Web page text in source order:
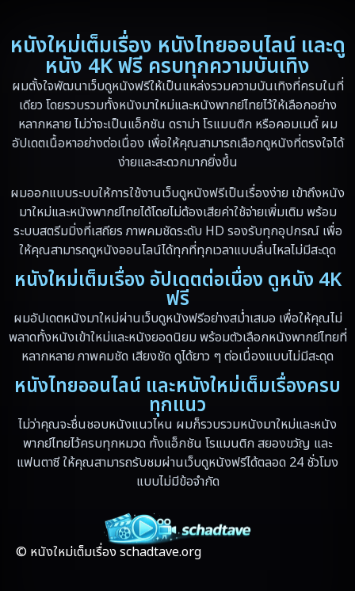
Disaster (13)
Disney+ (5)
Documentary สารคดี (19)
Drama ดราม่า (10)
Dystopian (13)
Emotional (59)
Family ครอบครัว
Fantasy จินตนาการ (89)
Fantasy แฟนตาซี (4)
Gothic
หนังใหม่เต็มเรื่อง หนังไทยออนไลน์ และดู
หนัง 4K ฟรี ครบทุกความบันเทิง
ผมตั้งใจพัฒนาเว็บดูหนังฟรีให้เป็นแหล่งรวมความบันเทิงที่ครบในที่
เดียว โดยรวบรวมทั้งหนังมาใหม่และหนังพากย์ไทยไว้ให้เลือกอย่าง
หลากหลาย ไม่ว่าจะเป็นแอ็กชัน ดราม่า โรแมนติก หรือคอมเมดี้ ผม
อัปเดตเนื้อหาอย่างต่อเนื่อง เพื่อให้คุณสามารถเลือกดูหนังที่ตรงใจได้
ง่ายและสะดวกมากยิ่งขึ้น
ผมออกแบบระบบให้การใช้งานเว็บดูหนังฟรีเป็นเรื่องง่าย เข้าถึงหนัง
มาใหม่และหนังพากย์ไทยได้โดยไม่ต้องเสียค่าใช้จ่ายเพิ่มเติม พร้อม
ระบบสตรีมมิ่งที่เสถียร ภาพคมชัดระดับ HD รองรับทุกอุปกรณ์ เพื่อ
ให้คุณสามารถดูหนังออนไลน์ได้ทุกที่ทุกเวลาแบบลื่นไหลไม่มีสะดุด
หนังใหม่เต็มเรื่อง อัปเดตต่อเนื่อง ดูหนัง 4K
ฟรี
ผมอัปเดตหนังมาใหม่ผ่านเว็บดูหนังฟรีอย่างสม่ำเสมอ เพื่อให้คุณไม่
พลาดทั้งหนังเข้าใหม่และหนังยอดนิยม พร้อมตัวเลือกหนังพากย์ไทยที่
หลากหลาย ภาพคมชัด เสียงชัด ดูได้ยาว ๆ ต่อเนื่องแบบไม่มีสะดุด
หนังไทยออนไลน์ และหนังใหม่เต็มเรื่องครบ
ทุกแนว
ไม่ว่าคุณจะชื่นชอบหนังแนวไหน ผมก็รวบรวมหนังมาใหม่และหนัง
พากย์ไทยไว้ครบทุกหมวด ทั้งแอ็กชัน โรแมนติก สยองขวัญ และ
แฟนตาซี ให้คุณสามารถรับชมผ่านเว็บดูหนังฟรีได้ตลอด 24 ชั่วโมง
แบบไม่มีข้อจำกัด
© หนังใหม่เต็มเรื่อง schadtave.org